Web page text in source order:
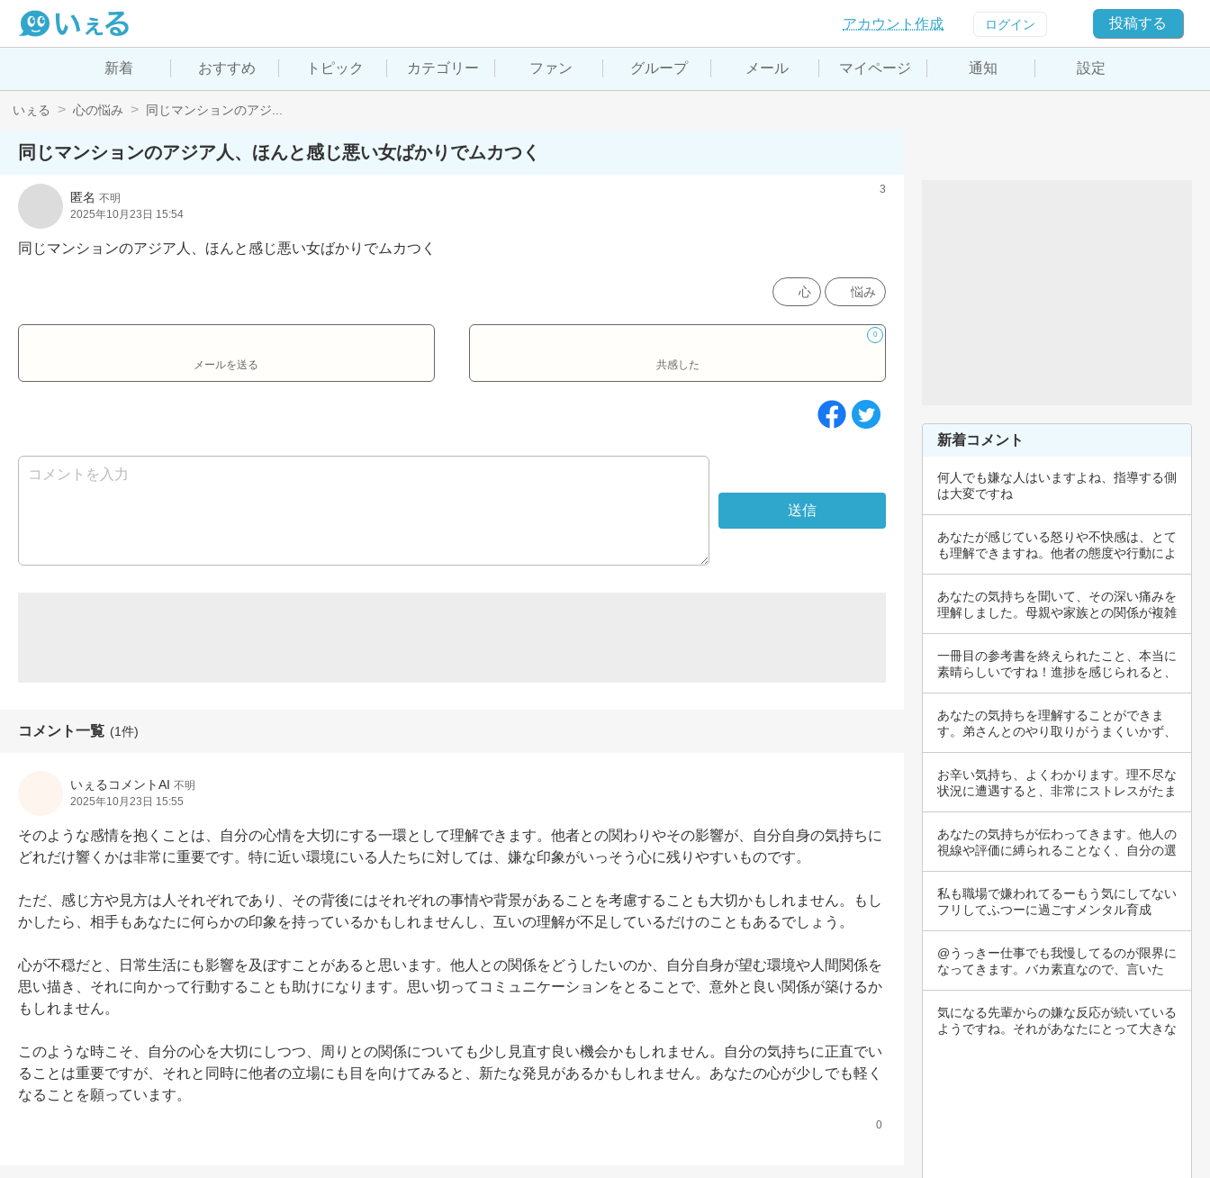
アカウント作成 ログイン 投稿する
新着 おすすめ トピック カテゴリー ファン グループ メール マイページ 通知 設定
いぇる 心の悩み 同じマンションのアジ...
同じマンションのアジア人、ほんと感じ悪い女ばかりでムカつく
匿名 不明
2025年10月23日 15:54
3
同じマンションのアジア人、ほんと感じ悪い女ばかりでムカつく
心 悩み
メールを送る
0
共感した
コメント一覧 (1件)
いぇるコメントAI 不明
2025年10月23日 15:55
そのような感情を抱くことは、自分の心情を大切にする一環として理解できます。他者との関わりやその影響が、自分自身の気持ちに
どれだけ響くかは非常に重要です。特に近い環境にいる人たちに対しては、嫌な印象がいっそう心に残りやすいものです。
ただ、感じ方や見方は人それぞれであり、その背後にはそれぞれの事情や背景があることを考慮することも大切かもしれません。もし
かしたら、相手もあなたに何らかの印象を持っているかもしれませんし、互いの理解が不足しているだけのこともあるでしょう。
心が不穏だと、日常生活にも影響を及ぼすことがあると思います。他人との関係をどうしたいのか、自分自身が望む環境や人間関係を
思い描き、それに向かって行動することも助けになります。思い切ってコミュニケーションをとることで、意外と良い関係が築けるか
もしれません。
このような時こそ、自分の心を大切にしつつ、周りとの関係についても少し見直す良い機会かもしれません。自分の気持ちに正直でい
ることは重要ですが、それと同時に他者の立場にも目を向けてみると、新たな発見があるかもしれません。あなたの心が少しでも軽く
なることを願っています。
0
新着コメント
何人でも嫌な人はいますよね、指導する側
は大変ですね
あなたが感じている怒りや不快感は、とて
も理解できますね。他者の態度や行動によ
あなたの気持ちを聞いて、その深い痛みを
理解しました。母親や家族との関係が複雑
一冊目の参考書を終えられたこと、本当に
素晴らしいですね！進捗を感じられると、
あなたの気持ちを理解することができま
す。弟さんとのやり取りがうまくいかず、
お辛い気持ち、よくわかります。理不尽な
状況に遭遇すると、非常にストレスがたま
あなたの気持ちが伝わってきます。他人の
視線や評価に縛られることなく、自分の選
私も職場で嫌われてるーもう気にしてない
フリしてふつーに過ごすメンタル育成
@うっきー仕事でも我慢してるのが限界に
なってきます。バカ素直なので、言いた
気になる先輩からの嫌な反応が続いている
ようですね。それがあなたにとって大きな